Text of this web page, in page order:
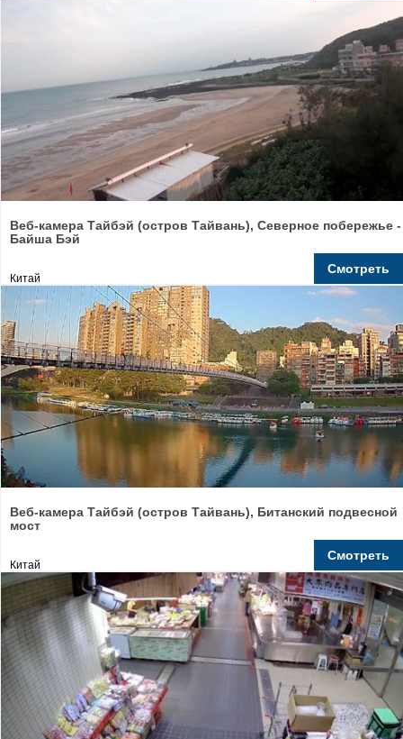
Веб-камера Тайбэй (остров Тайвань), Северное побережье -
Байша Бэй
Китай
Смотреть
Веб-камера Тайбэй (остров Тайвань), Битанский подвесной
мост
Китай
Смотреть